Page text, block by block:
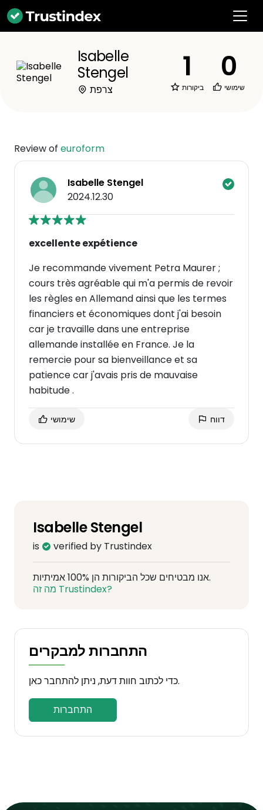
Isabelle
Stengel
צרפת
1
ביקורות
0
שימושי
Review of euroform
Isabelle Stengel
2024.12.30
excellente expétience
Je recommande vivement Petra Maurer ;
cours très agréable qui m'a permis de revoir
les règles en Allemand ainsi que les termes
financiers et économiques dont j'ai besoin
car je travaille dans une entreprise
allemande installée en France. Je la
remercie pour sa bienveillance et sa
patience car j'avais pris de mauvaise
habitude .
שימושי דווח
Isabelle Stengel
is verified by Trustindex
אנו מבטיחים שכל הביקורות הן 100% אמיתיות.
מה זה Trustindex?
התחברות למבקרים
כדי לכתוב חוות דעת, ניתן להתחבר כאן.
התחברות